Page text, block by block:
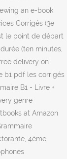
an e-book
Corrigés (3e
le point de départ
(ten minutes,
delivery on
b1 pdf les corrigés
B1 - Livre +
genre
at Amazon
4ème